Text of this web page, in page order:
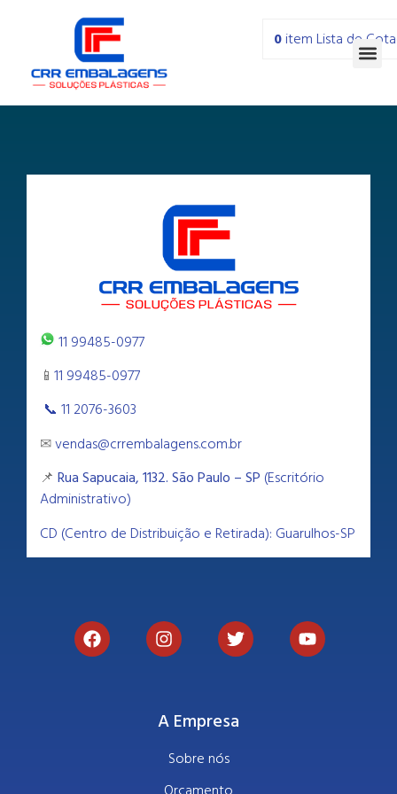
0item Lista de
11 99485-0977
📱 11 99485-0977
📞 11 2076-3603
✉vendas@crrembalagens.com.br
📌 Rua Sapucaia, 1132. São Paulo – SP (Escritório
Administrativo)
CD (Centro de Distribuição e Retirada): Guarulhos-SP
A Empresa
Sobre nós